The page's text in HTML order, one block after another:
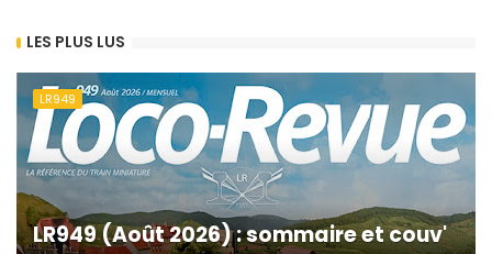
LES PLUS LUS
LR949
LR949 (Août 2026) : sommaire et couv'